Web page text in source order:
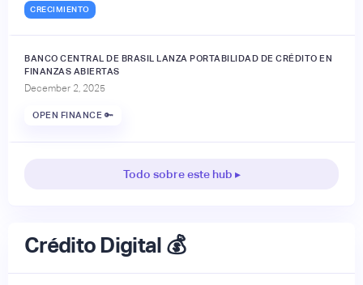
CRECIMIENTO
BANCO CENTRAL DE BRASIL LANZA PORTABILIDAD DE CRÉDITO EN
FINANZAS ABIERTAS
December 2, 2025
OPEN FINANCE 🔑
Todo sobre este hub ▸
Crédito Digital 💰